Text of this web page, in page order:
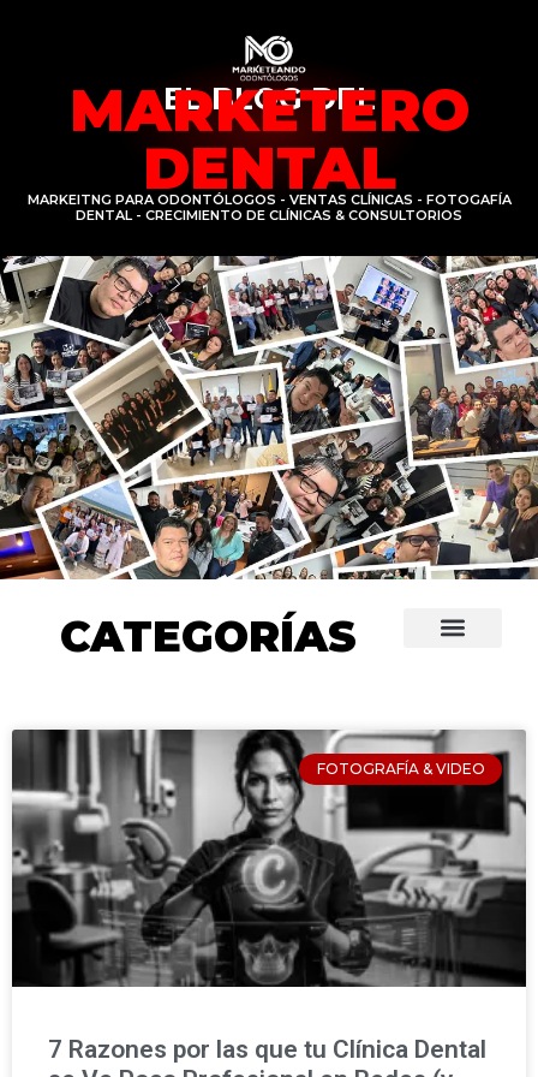
EL BLOG DEL
MARKETERO
DENTAL
MARKEITNG PARA ODONTÓLOGOS - VENTAS CLÍNICAS - FOTOGAFÍA
DENTAL - CRECIMIENTO DE CLÍNICAS & CONSULTORIOS
CATEGORÍAS
FOTOGRAFÍA & VIDEO
7 Razones por las que tu Clínica Dental